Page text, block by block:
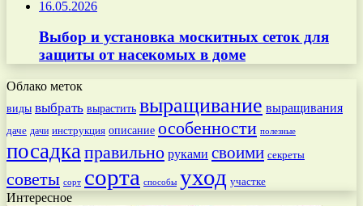
16.05.2026
Выбор и установка москитных сеток для
защиты от насекомых в доме
Облако меток
виды выбрать вырастить выращивание выращивания
даче дачи инструкция описание особенности полезные
посадкаправильно руками своими секреты
советы сорт сорта способы уход участке
Интересное